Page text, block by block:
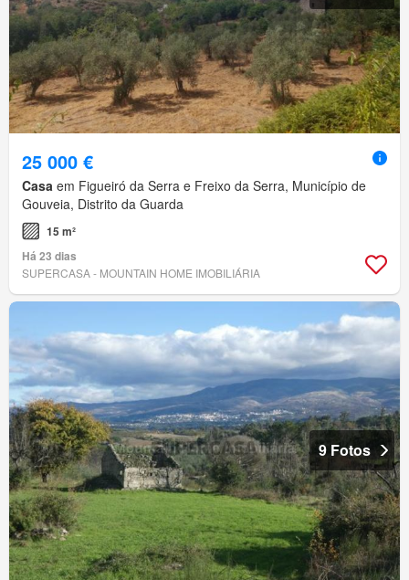
25 000 €
Casa em Figueiró da Serra e Freixo da Serra, Município de
Gouveia, Distrito da Guarda
15 m²
Há 23 dias
SUPERCASA - MOUNTAIN HOME IMOBILIÁRIA
9 Fotos